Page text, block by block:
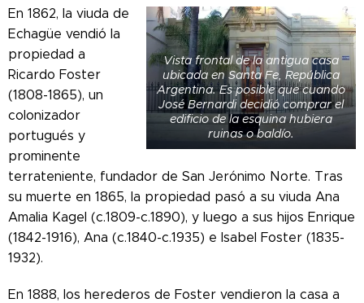
Vista frontal de la antigua casa
ubicada en Santa Fe, República
Argentina. Es posible que cuando
José Bernardi decidió comprar el
edificio de la esquina hubiera
ruinas o baldío.
En 1862, la viuda de
Echagüe vendió la
propiedad a
Ricardo Foster
(1808-1865), un
colonizador
portugués y
prominente
terrateniente, fundador de San Jerónimo Norte. Tras
su muerte en 1865, la propiedad pasó a su viuda Ana
Amalia Kagel (c.1809-c.1890), y luego a sus hijos Enrique
(1842-1916), Ana (c.1840-c.1935) e Isabel Foster (1835-
1932).
En 1888, los herederos de Foster vendieron la casa a